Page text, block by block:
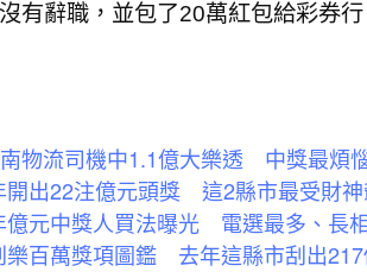
有辭職，並包了20萬紅包給彩券
物流司機中1.1億大樂透 中獎最煩
開出22注億元頭獎 這2縣市最受財
億元中獎人買法曝光 電選最多、長
樂百萬獎項圖鑑 去年這縣市刮出